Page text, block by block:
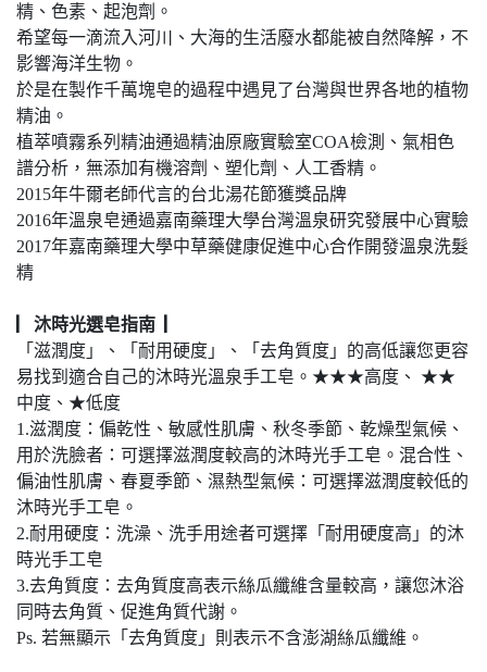
精、色素、起泡劑。
希望每一滴流入河川、大海的生活廢水都能被自然降解，不
影響海洋生物。
於是在製作千萬塊皂的過程中遇見了台灣與世界各地的植物
精油。
植萃噴霧系列精油通過精油原廠實驗室COA檢測、氣相色
譜分析，無添加有機溶劑、塑化劑、人工香精。
2015年牛爾老師代言的台北湯花節獲獎品牌
2016年溫泉皂通過嘉南藥理大學台灣溫泉研究發展中心實驗
2017年嘉南藥理大學中草藥健康促進中心合作開發溫泉洗髮
精
▏沐時光選皂指南 ▏
「滋潤度」、「耐用硬度」、「去角質度」的高低讓您更容
易找到適合自己的沐時光溫泉手工皂。★★★高度、 ★★
中度、★低度
1.滋潤度：偏乾性、敏感性肌膚、秋冬季節、乾燥型氣候、
用於洗臉者：可選擇滋潤度較高的沐時光手工皂。混合性、
偏油性肌膚、春夏季節、濕熱型氣候：可選擇滋潤度較低的
沐時光手工皂。
2.耐用硬度：洗澡、洗手用途者可選擇「耐用硬度高」的沐
時光手工皂
3.去角質度：去角質度高表示絲瓜纖維含量較高，讓您沐浴
同時去角質、促進角質代謝。
Ps. 若無顯示「去角質度」則表示不含澎湖絲瓜纖維。